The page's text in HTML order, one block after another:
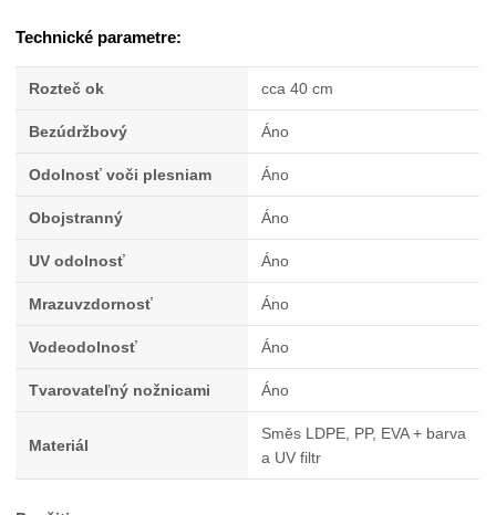
Technické parametre:
Rozteč ok cca 40 cm
Bezúdržbový Áno
Odolnosť voči plesniam Áno
Obojstranný Áno
UV odolnosť Áno
Mrazuvzdornosť Áno
Vodeodolnosť Áno
Tvarovateľný nožnicami Áno
Materiál
Směs LDPE, PP, EVA + barva
a UV filtr